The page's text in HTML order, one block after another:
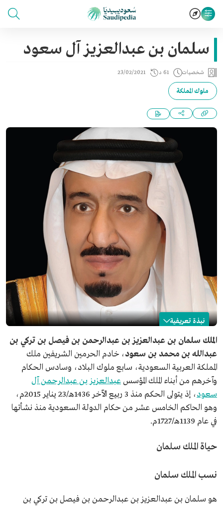
سلمان بن عبدالعزيز آل سعود
شخصيات 61 د 23/02/2021
ملوك المملكة
نبذة تعريفية
سلمان بن عبدالعزيز آل سعود
الاسم
الملك سلمان بن عبدالعزيز آل سعود.
تاريخ الميلاد
5 شوال 1354هـ/31 ديسمبر 1935م.
مكان الميلاد
الرياض.
المنصب الحالي
ملك المملكة العربية السعودية، منذ عام 1436هـ/2015م.
سابع ملوك المملكة العربية السعودية، وسادس الحكام
وآخرهم من أبناء الملك المؤسس عبدالعزيز بن عبدالرحمن آل
الملك سلمان بن عبدالعزيز بن عبدالرحمن بن فيصل بن تركي بن
عبدالله بن محمد بن سعود، خادم الحرمين الشريفين ملك
المملكة العربية السعودية، سابع ملوك البلاد، وسادس الحكام
وآخرهم من أبناء الملك المؤسسعبدالعزيز بن عبدالرحمن آل
سعود
، إذ يتولى الحكم منذ 3 ربيع الآخر 1436هـ/23 يناير 2015م،
وهو الحاكم الخامس عشر من حكام الدولة السعودية منذ نشأتها
في عام 1139هـ/1727م.
حياة الملك سلمان
نسب الملك سلمان
هو سلمان بن عبدالعزيز بن عبدالرحمن بن فيصل بن تركي بن